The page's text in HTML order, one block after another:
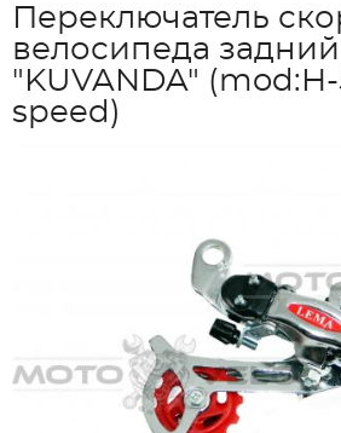
Переключатель
велосипеда
"KUVANDA"
speed)